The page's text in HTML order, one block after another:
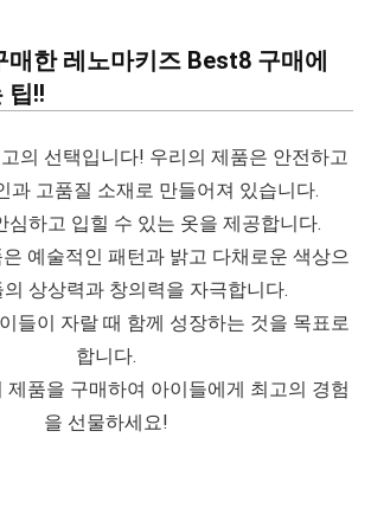
매한 레노마키즈 Best8 구매에
팁!!
의 선택입니다! 우리의 제품은 안전하고
과 고품질 소재로 만들어져 있습니다.
심하고 입힐 수 있는 옷을 제공합니다.
예술적인 패턴과 밝고 다채로운 색상으
상상력과 창의력을 자극합니다.
들이 자랄 때 함께 성장하는 것을 목표로
합니다.
제품을 구매하여 아이들에게 최고의 경험
을 선물하세요!